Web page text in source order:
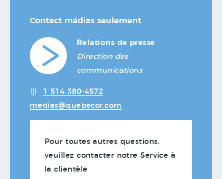
Contact médias seulement
Relations de presse
Direction des
communications
1 514 380-4572
medias@quebecor.com
Pour toutes autres questions,
veuillez contacter notre Service à
la clientèle